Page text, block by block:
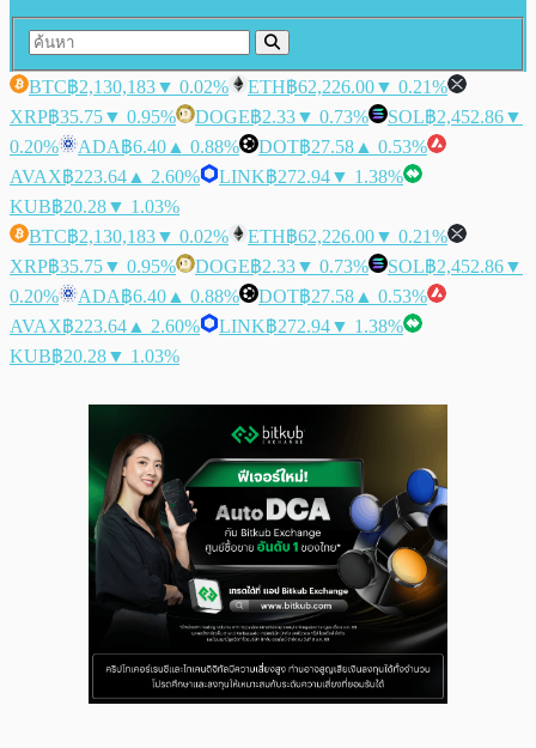
BTC฿2,130,183▼ 0.02% ETH฿62,226.00▼ 0.21%
XRP฿35.75▼ 0.95% DOGE฿2.33▼ 0.73% SOL฿2,452.86▼
0.20%
ADA฿6.40 ▲ 0.88% DOT฿27.58 ▲ 0.53%
AVAX฿223.64 ▲ 2.60% LINK฿272.94▼ 1.38%
KUB฿20.28▼ 1.03%
BTC฿2,130,183▼ 0.02% ETH฿62,226.00▼ 0.21%
XRP฿35.75▼ 0.95% DOGE฿2.33▼ 0.73% SOL฿2,452.86▼
0.20%
ADA฿6.40 ▲ 0.88% DOT฿27.58 ▲ 0.53%
AVAX฿223.64 ▲ 2.60% LINK฿272.94▼ 1.38%
KUB฿20.28▼ 1.03%